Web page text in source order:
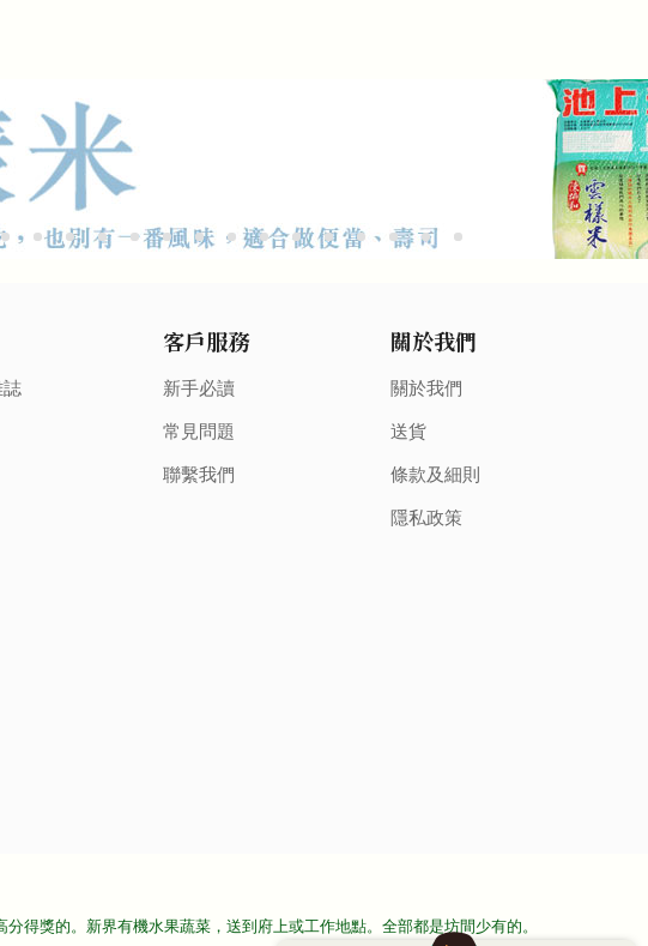
客戶服務
新手必讀
常見問題
聯繫我們
關於我們
關於我們
送貨
條款及細則
隱私政策
得獎的。新界有機水果蔬菜，送到府上或工作地點。全部都是坊間少有的。